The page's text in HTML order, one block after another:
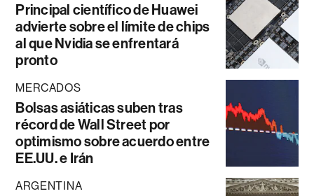
Principal científico de Huawei
advierte sobre el límite de chips
al que Nvidia se enfrentará
pronto
MERCADOS
Bolsas asiáticas suben tras
récord de Wall Street por
optimismo sobre acuerdo entre
EE.UU. e Irán
ARGENTINA